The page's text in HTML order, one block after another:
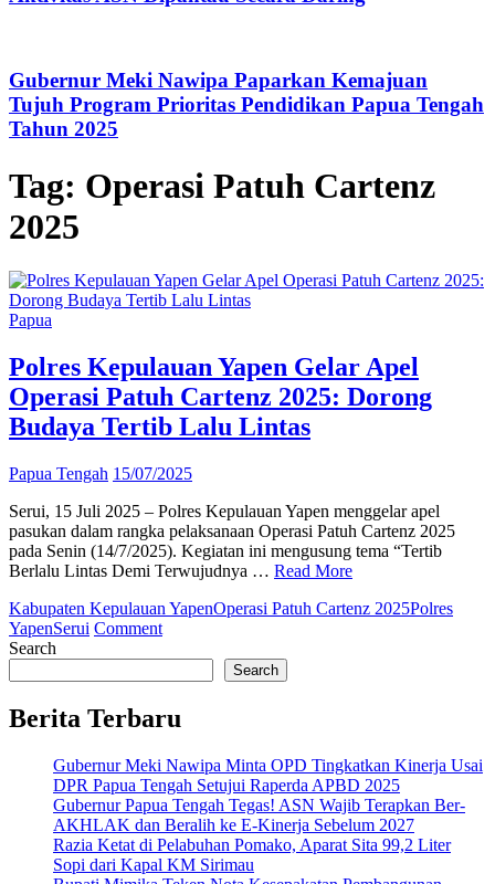
Gubernur Meki Nawipa Paparkan Kemajuan
Tujuh Program Prioritas Pendidikan Papua Tengah
Tahun 2025
Tag: Operasi Patuh Cartenz
2025
Papua
Polres Kepulauan Yapen Gelar Apel
Operasi Patuh Cartenz 2025: Dorong
Budaya Tertib Lalu Lintas
Papua Tengah 15/07/2025
Serui, 15 Juli 2025 – Polres Kepulauan Yapen menggelar apel
pasukan dalam rangka pelaksanaan Operasi Patuh Cartenz 2025
pada Senin (14/7/2025). Kegiatan ini mengusung tema “Tertib
Berlalu Lintas Demi Terwujudnya … Read More
Kabupaten Kepulauan YapenOperasi Patuh Cartenz 2025Polres
YapenSerui Commenton
Kepulauan
Yapen
Apel
Patuh
Cartenz
2025:
Dorong
Budaya
Tertib
Search
Search
Berita Terbaru
Gubernur Meki Nawipa Minta OPD Tingkatkan Kinerja Usai
DPR Papua Tengah Setujui Raperda APBD 2025
Gubernur Papua Tengah Tegas! ASN Wajib Terapkan Ber-
AKHLAK dan Beralih ke E-Kinerja Sebelum 2027
Razia Ketat di Pelabuhan Pomako, Aparat Sita 99,2 Liter
Sopi dari Kapal KM Sirimau